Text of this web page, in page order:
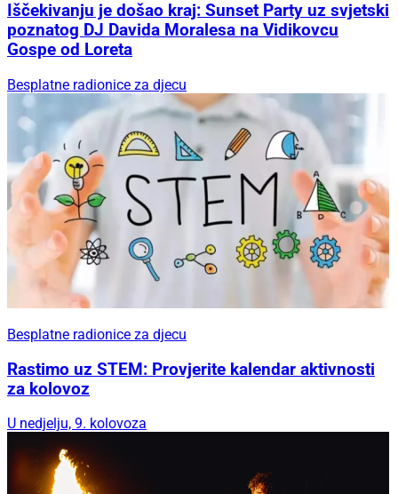
Iščekivanju je došao kraj: Sunset Party uz svjetski
poznatog DJ Davida Moralesa na Vidikovcu
Gospe od Loreta
Besplatne radionice za djecu
Besplatne radionice za djecu
Rastimo uz STEM: Provjerite kalendar aktivnosti
za kolovoz
U nedjelju, 9. kolovoza